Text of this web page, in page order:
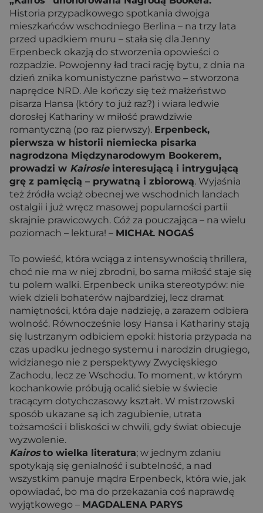
Historia przypadkowego spotkania dwojga
mieszkańców wschodniego Berlina – na trzy lata
przed upadkiem muru – stała się dla Jenny
Erpenbeck okazją do stworzenia opowieści o
rozpadzie. Powojenny ład traci rację bytu, z dnia na
dzień znika komunistyczne państwo – stworzona
naprędce NRD. Ale kończy się też małżeństwo
pisarza Hansa (który to już raz?) i wiara ledwie
dorosłej Kathariny w miłość prawdziwie
romantyczną (po raz pierwszy). Erpenbeck,
pierwsza w historii niemiecka pisarka
nagrodzona Międzynarodowym Bookerem,
prowadzi w Kairosieinteresującą i intrygującą
grę z pamięcią – prywatną i zbiorową. Wyjaśnia
też źródła wciąż obecnej we wschodnich landach
ostalgii i już wręcz masowej popularności partii
skrajnie prawicowych. Cóż za pouczająca – na wielu
poziomach – lektura! – MICHAŁ NOGAŚ
To powieść, która wciąga z intensywnością thrillera,
choć nie ma w niej zbrodni, bo sama miłość staje się
tu polem walki. Erpenbeck unika stereotypów: nie
wiek dzieli bohaterów najbardziej, lecz dramat
namiętności, która daje nadzieję, a zarazem odbiera
wolność. Równocześnie losy Hansa i Kathariny stają
się lustrzanym odbiciem epoki: historia przypada na
czas upadku jednego systemu i narodzin drugiego,
widzianego nie z perspektywy Zwycięskiego
Zachodu, lecz ze Wschodu. To moment, w którym
kochankowie próbują ocalić siebie w świecie
tracącym dotychczasowy kształt. W mistrzowski
sposób ukazane są ich zagubienie, utrata
tożsamości i bliskości w chwili, gdy świat obiecuje
wyzwolenie.
Kairosto wielka literatura; w jednym zdaniu
spotykają się genialność i subtelność, a nad
wszystkim panuje mądra Erpenbeck, która wie, jak
opowiadać, bo ma do przekazania coś naprawdę
wyjątkowego – MAGDALENA PARYS